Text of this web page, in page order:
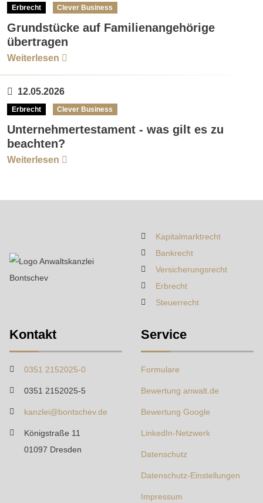
Erbrecht Clever Business
Grundstücke auf Familienangehörige
übertragen
Weiterlesen
12.05.2026
Erbrecht Clever Business
Unternehmertestament - was gilt es zu
beachten?
Weiterlesen
Kapitalmarktrecht
Bankrecht
Versicherungsrecht
Erbrecht
Steuerrecht
Kontakt
0351 2152025-0
0351 2152025-5
kanzlei@bontschev.de
Königstraße 11
01097 Dresden
Service
Formulare
Bewertung anwalt.de
Bewertung Google
LinkedIn-Netzwerk
Datenschutz
Datenschutz-Einstellungen
Impressum